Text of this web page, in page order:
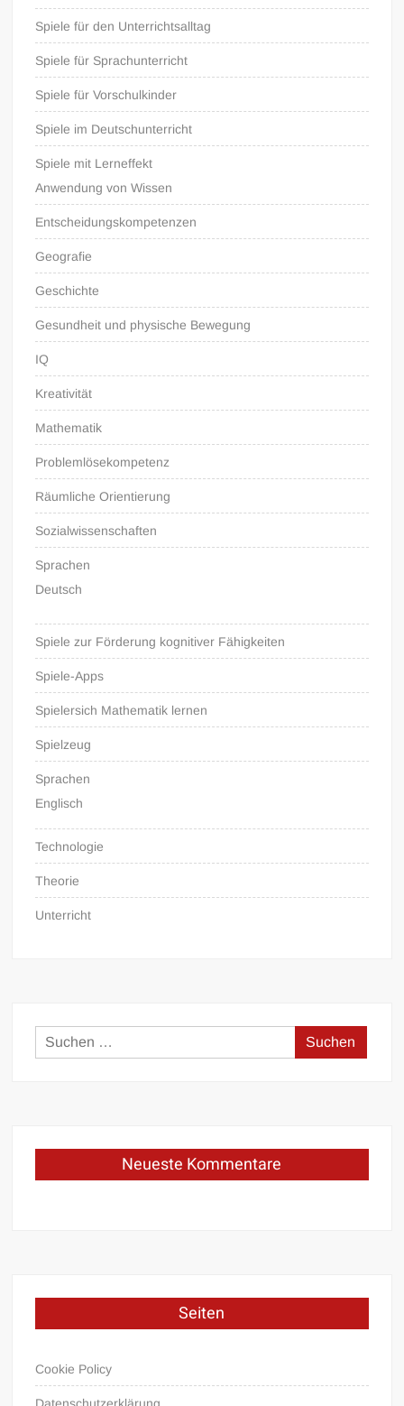
Spiele für den Unterrichtsalltag
Spiele für Sprachunterricht
Spiele für Vorschulkinder
Spiele im Deutschunterricht
Spiele mit Lerneffekt
Anwendung von Wissen
Entscheidungskompetenzen
Geografie
Geschichte
Gesundheit und physische Bewegung
IQ
Kreativität
Mathematik
Problemlösekompetenz
Räumliche Orientierung
Sozialwissenschaften
Sprachen
Deutsch
Spiele zur Förderung kognitiver Fähigkeiten
Spiele-Apps
Spielersich Mathematik lernen
Spielzeug
Sprachen
Englisch
Technologie
Theorie
Unterricht
Suchen
nach:
Neueste Kommentare
Seiten
Cookie Policy